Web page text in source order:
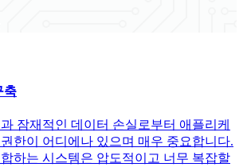
축
잠재적인 데이터 손실로부터 애플리케
한이 어디에나 있으며 매우 중요합니다.
하는 시스템은 압도적이고 너무 복잡할